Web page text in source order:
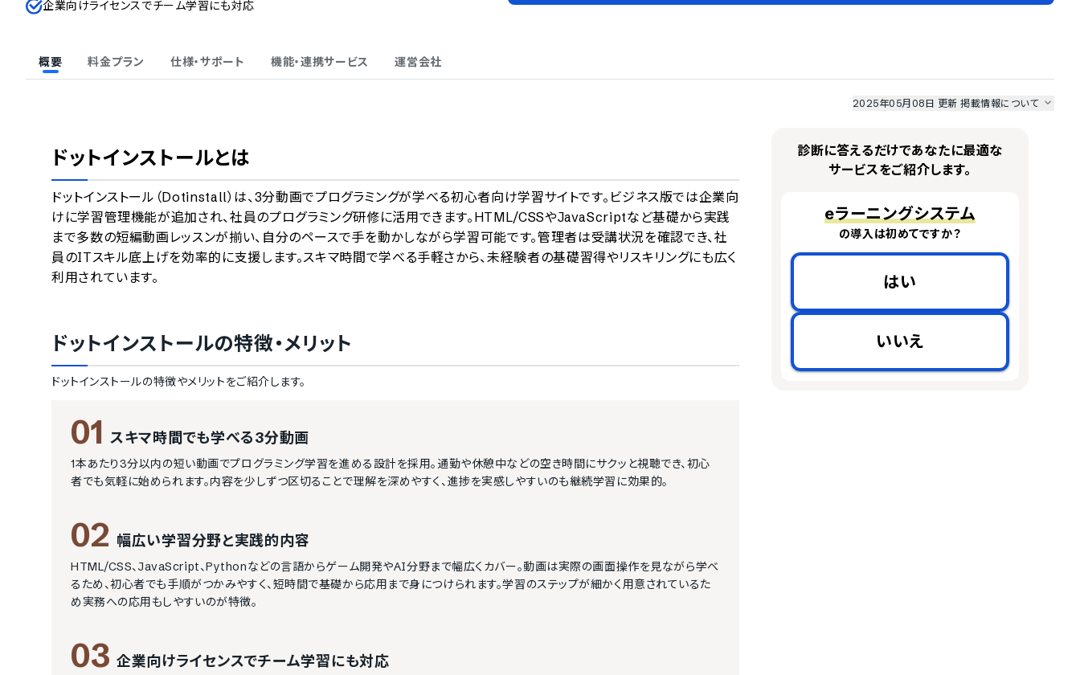
企業向けライセンスでチーム学習にも対応
概要 料金プラン 仕様・サポート 機能・連携サービス 運営会社
2025年05月08日 更新掲載情報について
一部
PRONIアイミツSaaS
のサービスデータを参照しています。
人事DX最強ナビ編集部 情報取得元
ドットインストールとは
ドットインストール（Dotinstall）は、3分動画でプログラミングが学べる初心者向け学習サイトです。ビジネス版では企業向
けに学習管理機能が追加され、社員のプログラミング研修に活用できます。HTML/CSSやJavaScriptなど基礎から実践
まで多数の短編動画レッスンが揃い、自分のペースで手を動かしながら学習可能です。管理者は受講状況を確認でき、社
員のITスキル底上げを効率的に支援します。スキマ時間で学べる手軽さから、未経験者の基礎習得やリスキリングにも広く
利用されています。
ドットインストールの特徴・メリット
ドットインストールの特徴やメリットをご紹介します。
01 スキマ時間でも学べる3分動画
1本あたり3分以内の短い動画でプログラミング学習を進める設計を採用。通勤や休憩中などの空き時間にサクッと視聴でき、初心
者でも気軽に始められます。内容を少しずつ区切ることで理解を深めやすく、進捗を実感しやすいのも継続学習に効果的。
02 幅広い学習分野と実践的内容
HTML/CSS、JavaScript、Pythonなどの言語からゲーム開発やAI分野まで幅広くカバー。動画は実際の画面操作を見ながら学べ
るため、初心者でも手順がつかみやすく、短時間で基礎から応用まで身につけられます。学習のステップが細かく用意されているた
め実務への応用もしやすいのが特徴。
03 企業向けライセンスでチーム学習にも対応
診断に答えるだけであなたに最適な
サービスをご紹介します。
eラーニングシステム
の導入は初めてですか？
はい
いいえ